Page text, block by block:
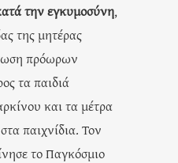
την εγκυμοσύνη,
της μητέρας
πρόωρων
τα παιδιά
και τα μέτρα
παιχνίδια. Τον
το Παγκόσμιο